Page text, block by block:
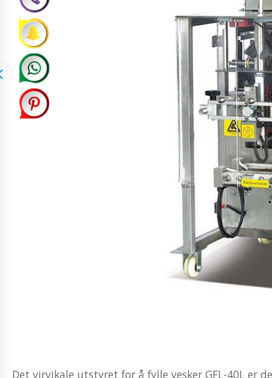
Det virvikale utstyret for å fylle vesker GFL-40L er